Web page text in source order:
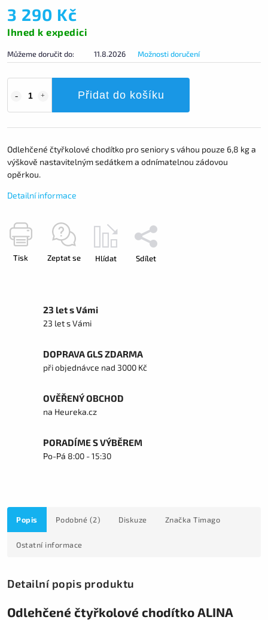
3 290 Kč
Ihned k expedici
Můžeme doručit do: 11.8.2026 Možnosti doručení
Přidat do košíku
Odlehčené čtyřkolové chodítko pro seniory s váhou pouze 6,8 kg a
výškově nastavitelným sedátkem a odnímatelnou zádovou
opěrkou.
Detailní informace
Tisk Zeptat se Hlídat Sdílet
23 let s Vámi
23 let s Vámi
DOPRAVA GLS ZDARMA
při objednávce nad 3000 Kč
OVĚŘENÝ OBCHOD
na Heureka.cz
PORADÍME S VÝBĚREM
Po-Pá 8:00 - 15:30
Popis Podobné (2) Diskuze Značka Timago
Ostatní informace
Detailní popis produktu
Odlehčené čtyřkolové chodítko ALINA